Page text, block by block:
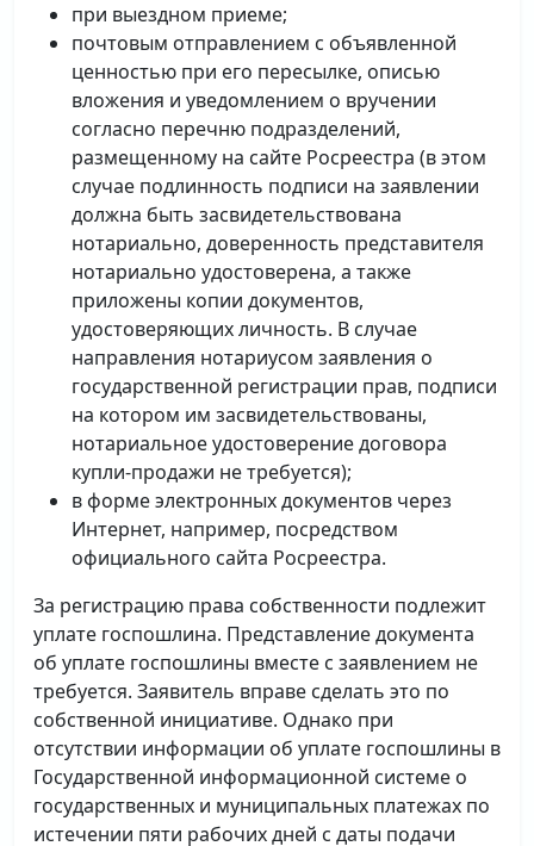
при выездном приеме;
почтовым отправлением с объявленной
ценностью при его пересылке, описью
вложения и уведомлением о вручении
согласно перечню подразделений,
размещенному на сайте Росреестра (в этом
случае подлинность подписи на заявлении
должна быть засвидетельствована
нотариально, доверенность представителя
нотариально удостоверена, а также
приложены копии документов,
удостоверяющих личность. В случае
направления нотариусом заявления о
государственной регистрации прав, подписи
на котором им засвидетельствованы,
нотариальное удостоверение договора
купли-продажи не требуется);
в форме электронных документов через
Интернет, например, посредством
официального сайта Росреестра.
За регистрацию права собственности подлежит
уплате госпошлина. Представление документа
об уплате госпошлины вместе с заявлением не
требуется. Заявитель вправе сделать это по
собственной инициативе. Однако при
отсутствии информации об уплате госпошлины в
Государственной информационной системе о
государственных и муниципальных платежах по
истечении пяти рабочих дней с даты подачи